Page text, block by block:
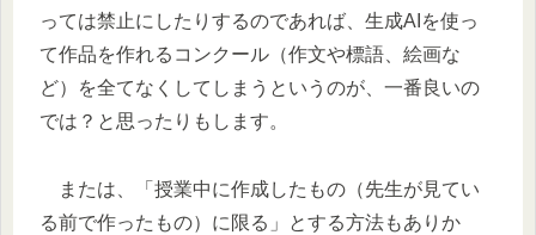
っては禁止にしたりするのであれば、生成AIを使っ
て作品を作れるコンクール（作文や標語、絵画な
ど）を全てなくしてしまうというのが、一番良いの
では？と思ったりもします。
または、「授業中に作成したもの（先生が見てい
る前で作ったもの）に限る」とする方法もありか